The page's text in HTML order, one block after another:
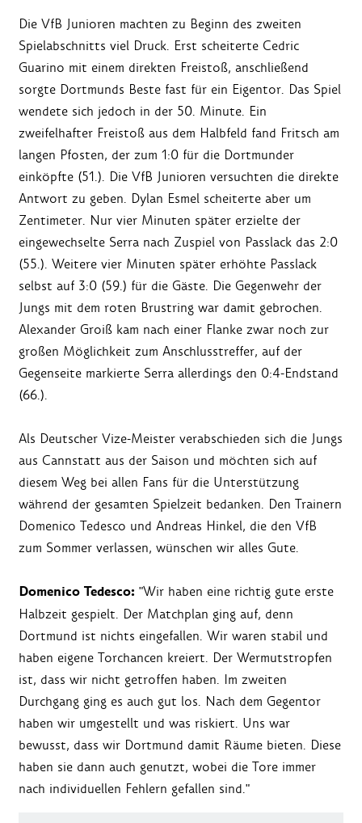
Die VfB Junioren machten zu Beginn des zweiten
Spielabschnitts viel Druck. Erst scheiterte Cedric
Guarino mit einem direkten Freistoß, anschließend
sorgte Dortmunds Beste fast für ein Eigentor. Das Spiel
wendete sich jedoch in der 50. Minute. Ein
zweifelhafter Freistoß aus dem Halbfeld fand Fritsch am
langen Pfosten, der zum 1:0 für die Dortmunder
einköpfte (51.). Die VfB Junioren versuchten die direkte
Antwort zu geben. Dylan Esmel scheiterte aber um
Zentimeter. Nur vier Minuten später erzielte der
eingewechselte Serra nach Zuspiel von Passlack das 2:0
(55.). Weitere vier Minuten später erhöhte Passlack
selbst auf 3:0 (59.) für die Gäste. Die Gegenwehr der
Jungs mit dem roten Brustring war damit gebrochen.
Alexander Groiß kam nach einer Flanke zwar noch zur
großen Möglichkeit zum Anschlusstreffer, auf der
Gegenseite markierte Serra allerdings den 0:4-Endstand
(66.).
Als Deutscher Vize-Meister verabschieden sich die Jungs
aus Cannstatt aus der Saison und möchten sich auf
diesem Weg bei allen Fans für die Unterstützung
während der gesamten Spielzeit bedanken. Den Trainern
Domenico Tedesco und Andreas Hinkel, die den VfB
zum Sommer verlassen, wünschen wir alles Gute.
Domenico Tedesco: "Wir haben eine richtig gute erste
Halbzeit gespielt. Der Matchplan ging auf, denn
Dortmund ist nichts eingefallen. Wir waren stabil und
haben eigene Torchancen kreiert. Der Wermutstropfen
ist, dass wir nicht getroffen haben. Im zweiten
Durchgang ging es auch gut los. Nach dem Gegentor
haben wir umgestellt und was riskiert. Uns war
bewusst, dass wir Dortmund damit Räume bieten. Diese
haben sie dann auch genutzt, wobei die Tore immer
nach individuellen Fehlern gefallen sind."